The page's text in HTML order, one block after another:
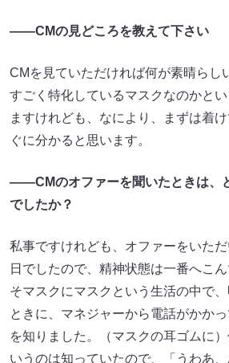
――CMの見どころを教えて下さい
CMを見ていただければ何が素晴らし
すごく特化しているマスクなのかと
ますけれども、なにより、まずは着
ぐに分かると思います。
――CMのオファーを聞いたときは、
でしたか？
私事ですけれども、オファーをいた
日でしたので、精神状態は一番へこ
そマスクにマスクという生活の中で
ときに、マネジャーから電話がかか
を知りました。（マスクの耳ゴムに
いうのは知っていたので、「うわあ